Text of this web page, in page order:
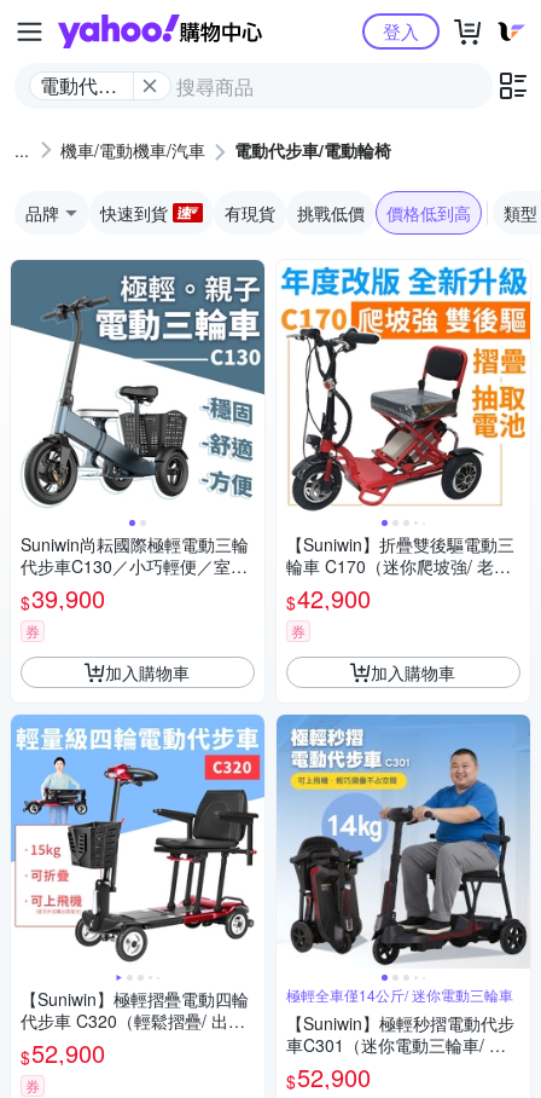
Yahoo購物中心
電動代步
椅
登入
機車/電動機車/汽車 電動代步車/電動輪椅
品牌 快速到貨 有現貨 挑戰低價 價格低到高 類型
Suniwin尚耘國際極輕電動三輪
代步車C130／小巧輕便／室內
戶外出遊
$39,900
券
加入購物車
【Suniwin】極輕摺疊電動四輪
代步車 C320（輕鬆摺疊/ 出國
首選/ 老人長輩/ 室內戶外出
遊）
$52,900
券
【Suniwin】折疊雙後驅電動三
輪車 C170（迷你爬坡強/ 老年
代步車/ 室內戶外出遊）
$42,900
券
加入購物車
極輕全車僅14公斤/ 迷你電動三輪車
【Suniwin】極輕秒摺電動代步
車C301（迷你電動三輪車/ 出
國首選/ 老人長輩/ 行動不便）
$52,900